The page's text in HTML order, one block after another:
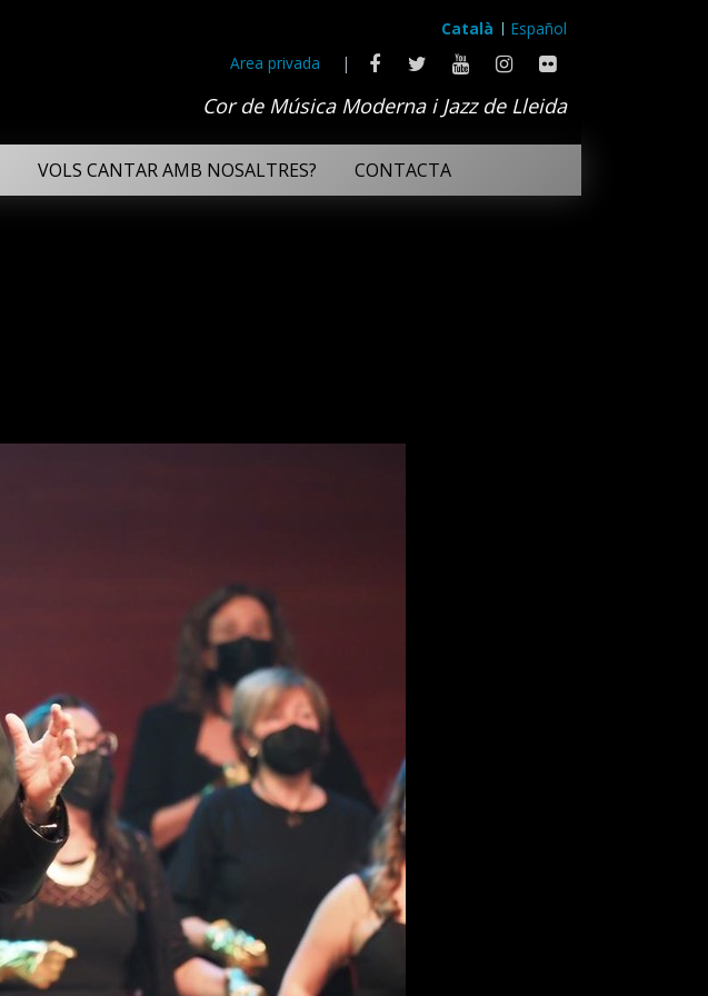
Català
Español
Area privada
|
Cor de Música Moderna i Jazz de Lleida
VOLS CANTAR AMB NOSALTRES? CONTACTA